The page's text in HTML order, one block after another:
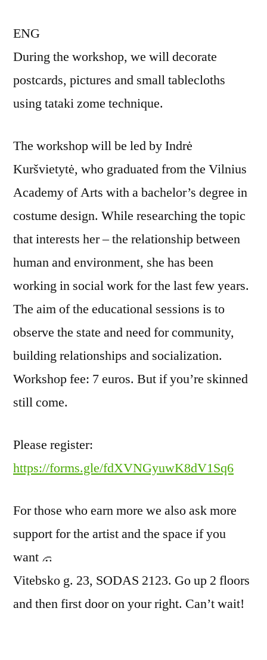
ENG
During the workshop, we will decorate
postcards, pictures and small tablecloths
using tataki zome technique.
The workshop will be led by Indrė
Kuršvietytė, who graduated from the Vilnius
Academy of Arts with a bachelor’s degree in
costume design. While researching the topic
that interests her – the relationship between
human and environment, she has been
working in social work for the last few years.
The aim of the educational sessions is to
observe the state and need for community,
building relationships and socialization.
Workshop fee: 7 euros. But if you’re skinned
still come.
Please register:
https://forms.gle/fdXVNGyuwK8dV1Sq6
For those who earn more we also ask more
support for the artist and the space if you
want
Vitebsko g. 23, SODAS 2123. Go up 2 floors
and then first door on your right. Can’t wait!